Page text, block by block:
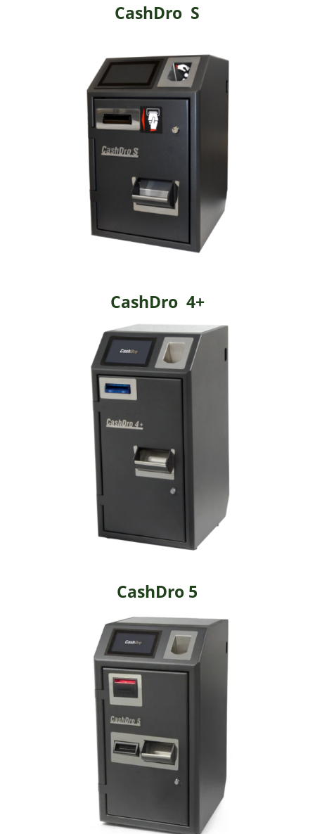
CashDro S
CashDro 4+
CashDro 5